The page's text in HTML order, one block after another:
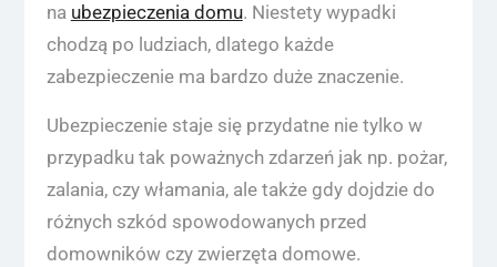
na ubezpieczenia domu. Niestety wypadki
chodzą po ludziach, dlatego każde
zabezpieczenie ma bardzo duże znaczenie.
Ubezpieczenie staje się przydatne nie tylko w
przypadku tak poważnych zdarzeń jak np. pożar,
zalania, czy włamania, ale także gdy dojdzie do
różnych szkód spowodowanych przed
domowników czy zwierzęta domowe.